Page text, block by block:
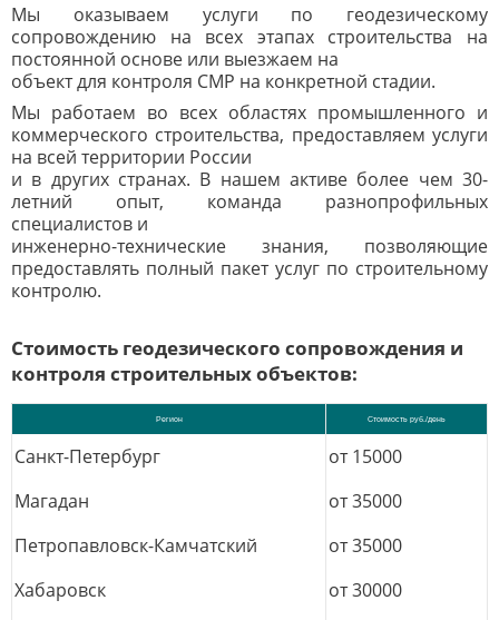
Мы оказываем услуги по геодезическому
сопровождению на всех этапах строительства на
постоянной основе или выезжаем на
объект для контроля СМР на конкретной стадии.
Мы работаем во всех областях промышленного и
коммерческого строительства, предоставляем услуги
на всей территории России
и в других странах. В нашем активе более чем 30-
летний опыт, команда разнопрофильных
специалистов и
инженерно-технические знания, позволяющие
предоставлять полный пакет услуг по строительному
контролю.
Стоимость геодезического сопровождения и
контроля строительных объектов:
Регион Стоимость руб./день
Санкт-Петербург
от 15000
Магадан
от 35000
Петропавловск-Камчатский
от 35000
Хабаровск
от 30000